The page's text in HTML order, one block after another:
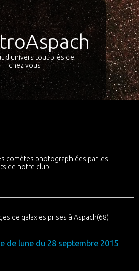
d'univers tout près de
chez vous !
comètes photographiées par les
de notre club.
de galaxies prises à Aspach(68)
de lune du 28 septembre 2015